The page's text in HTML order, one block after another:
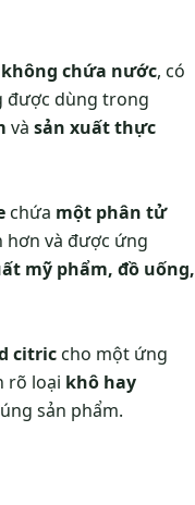
không chứa nước, có
được dùng trong
và sản xuất thực
chứa một phân tử
hơn và được ứng
mỹ phẩm, đồ uống,
citriccho một ứng
rõ loại khô hay
sản phẩm.